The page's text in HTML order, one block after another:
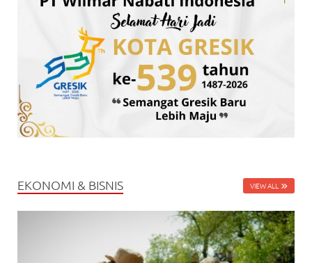
EKONOMI & BISNIS VIEW ALL